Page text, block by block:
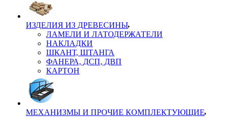
ИЗДЕЛИЯ ИЗ ДРЕВЕСИНЫ
ЛАМЕЛИ И ЛАТОДЕРЖАТЕЛИ
НАКЛАДКИ
ШКАНТ, ШТАНГА
ФАНЕРА, ДСП, ДВП
КАРТОН
МЕХАНИЗМЫ И ПРОЧИЕ КОМПЛЕКТУЮЩИЕ